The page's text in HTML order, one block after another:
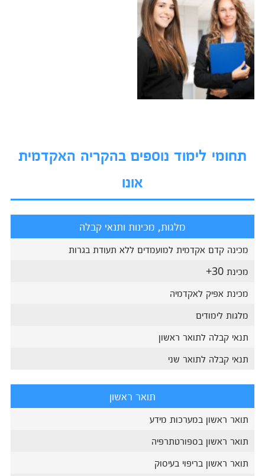
תחומי לימוד נוספים בהקריה האקדמית
אונו
מלגות, מכינות ותנאי קבלה
מכינה קדם אקדמית למועמדים ללא תעודת בגרות
מכינת 30+
מכינת אפיק לאקדמיה
מלגות לימודים
תנאי קבלה לתואר ראשון
תנאי קבלה לתואר שני
תואר ראשון
תואר ראשון במערכות מידע
תואר ראשון בספורטתרפיה
תואר ראשון בריפוי בעיסוק